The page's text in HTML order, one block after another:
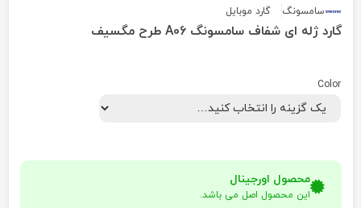
سامسونگ گارد موبایل
گارد ژله ای شفاف سامسونگ A06 طرح مگسیف
Color
محصول اورجینال
این محصول اصل می باشد.